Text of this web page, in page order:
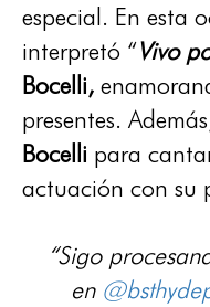
especial. En esta
interpretó “Vivo
Bocelli,
presentes.
Bocelli para
actuación con su
“Sigo
en